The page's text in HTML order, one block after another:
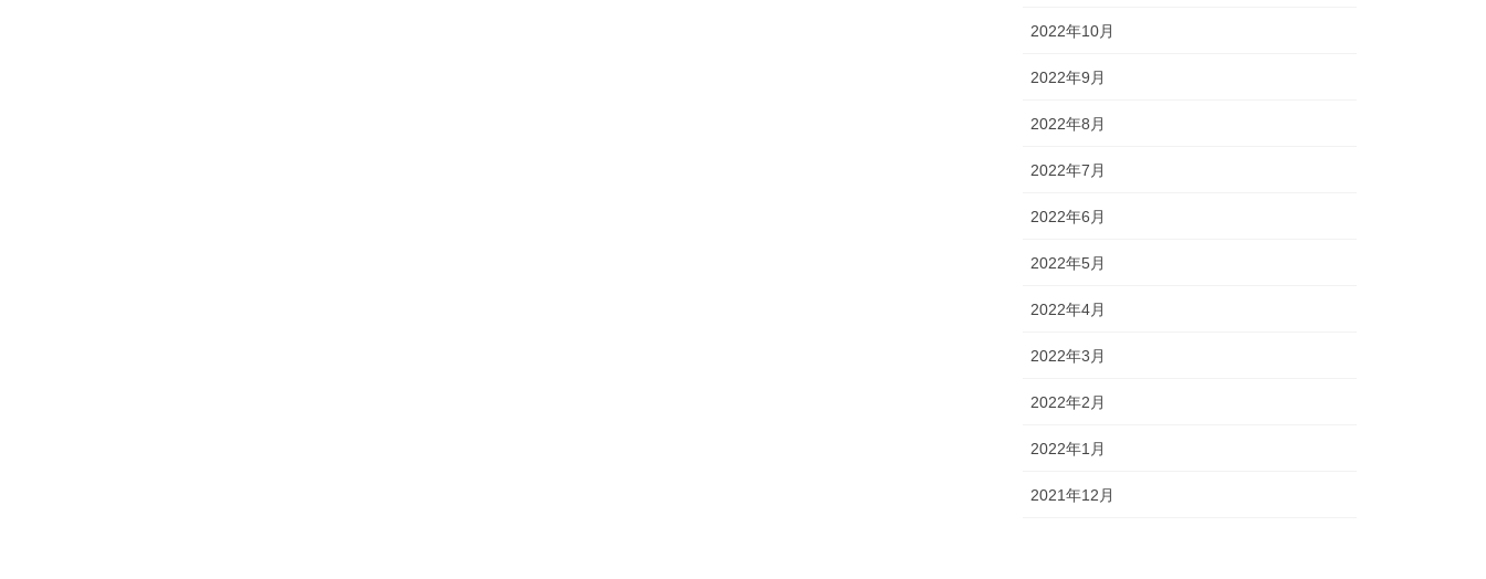
2022年10月
2022年9月
2022年8月
2022年7月
2022年6月
2022年5月
2022年4月
2022年3月
2022年2月
2022年1月
2021年12月